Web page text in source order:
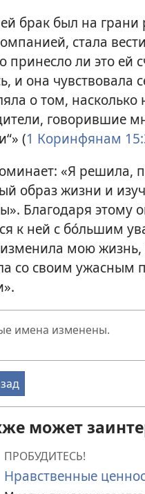
брак был на грани
стала
принесло ли это ей
и она чувствовала
о том, насколько
говорившие
(1 Коринфянам
«Я решила,
образ жизни и
Благодаря этому
к ней с бо́льшим
мою жизнь,
со своим
имена изменены.
может
ПРОБУДИТЕСЬ!
Нравственные